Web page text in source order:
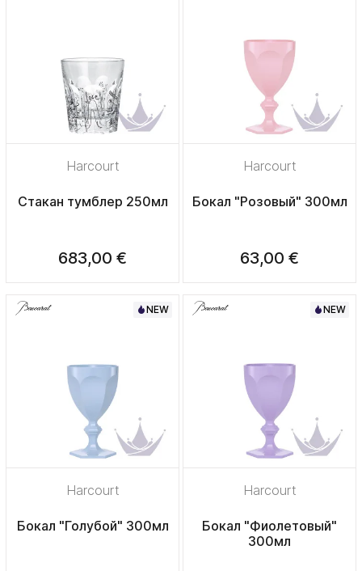
Harcourt
Стакан тумблер 250мл
683,00 €
Harcourt
Бокал "Розовый" 300мл
63,00 €
NEW
Harcourt
Бокал "Голубой" 300мл
NEW
Harcourt
Бокал "Фиолетовый"
300мл